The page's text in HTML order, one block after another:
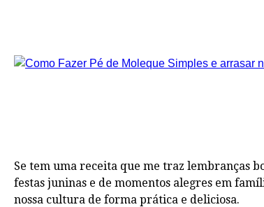
Se tem uma receita que me traz lembranças
festas juninas e de momentos alegres em
nossa cultura de forma prática e deliciosa.